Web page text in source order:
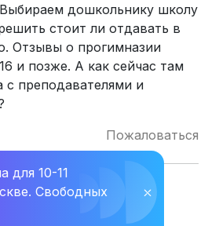
дошкольнику школу
стоит ли отдавать в
Отзывы о прогимназии
и позже. А как сейчас там
с преподавателями и
Пожаловаться
Нейтральный
для 10-11
Свободных
⛌